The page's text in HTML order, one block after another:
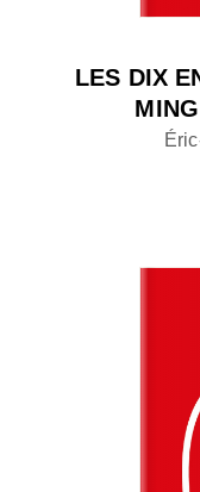
LES DIX